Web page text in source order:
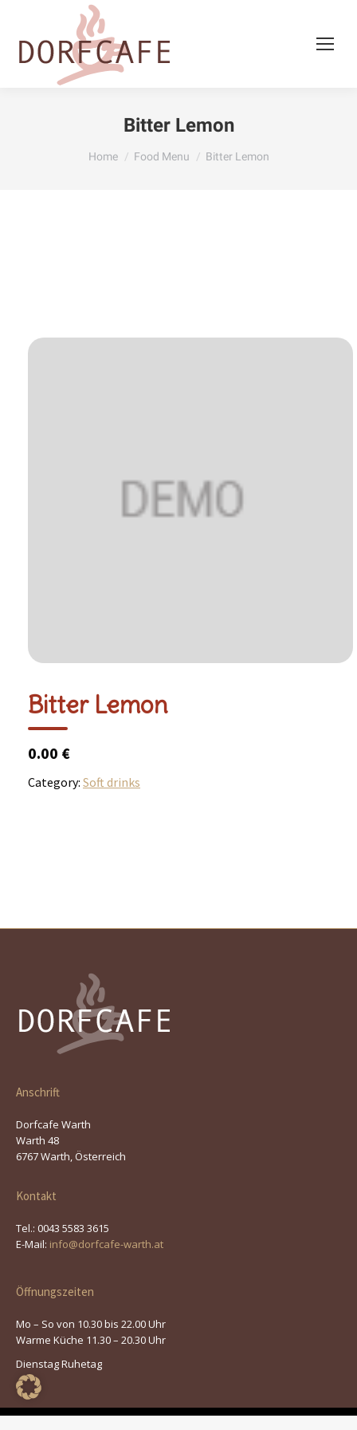
Bitter Lemon
You are here:
Home Food Menu Bitter Lemon
Bitter Lemon
0.00 €
Category: Soft drinks
Anschrift
Dorfcafe Warth
Warth 48
6767 Warth, Österreich
Kontakt
Tel.: 0043 5583 3615
E-Mail: info@dorfcafe-warth.at
Öffnungszeiten
Mo – So von 10.30 bis 22.00 Uhr
Warme Küche 11.30 – 20.30 Uhr
Dienstag Ruhetag